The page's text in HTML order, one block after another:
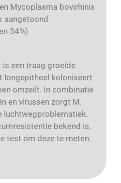
Mycoplasma bovirhinis
aangetoond
34%)
een traag groeide
longepitheel koloniseert
omzeilt. In combinatie
en virussen zorgt M.
luchtwegproblematiek.
bekend is,
test om deze te meten.